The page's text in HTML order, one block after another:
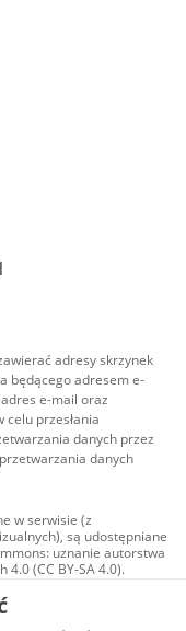
adresy skrzynek
będącego adresem e-
e-mail oraz
przesłania
danych przez
danych
w serwisie (z
są udostępniane
uznanie autorstwa
4.0 (CC BY-SA 4.0).
zdjęcia, materiały
na licencji typu
autorstwa użycie